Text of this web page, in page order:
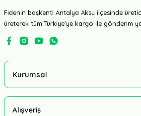
Fidenin başkenti Antalya Aksu ilçesinde
üreterek tüm Türkiye'ye kargo ile gönderim
Kurumsal
Alışveriş